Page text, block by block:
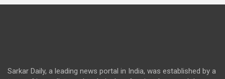
Sarkar Daily, a leading news portal in India, was established by a